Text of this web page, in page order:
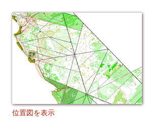
位置図を表示